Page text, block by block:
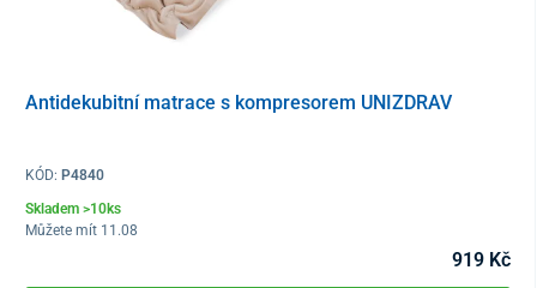
Antidekubitní matrace s kompresorem UNIZDRAV
KÓD: P4840
Skladem >10ks
Můžete mít 11.08
919 Kč